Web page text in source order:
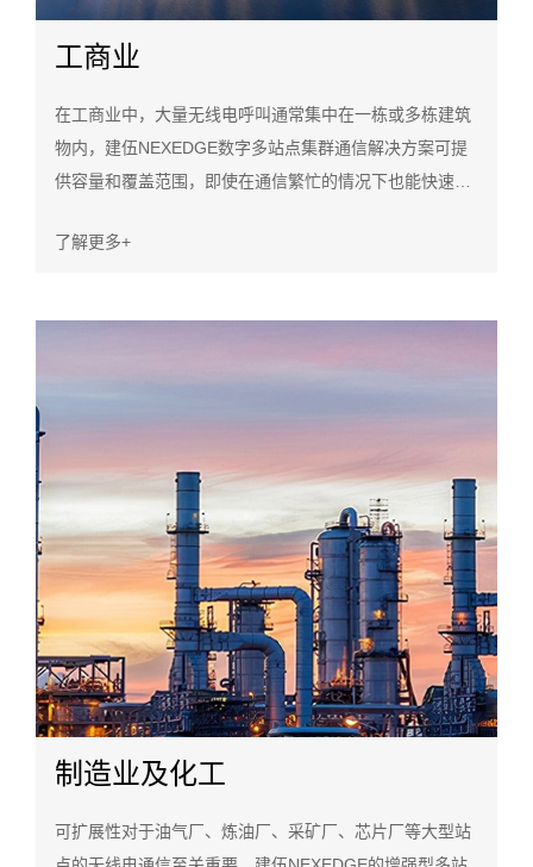
工商业
在工商业中，大量无线电呼叫通常集中在一栋或多栋建筑
物内，建伍NEXEDGE数字多站点集群通信解决方案可提
供容量和覆盖范围，即使在通信繁忙的情况下也能快速建
享”功能，可以在流量异常繁忙时临时使用流量通道作为呼
了解更多+
制造业及化工
可扩展性对于油气厂、炼油厂、采矿厂、芯片厂等大型站